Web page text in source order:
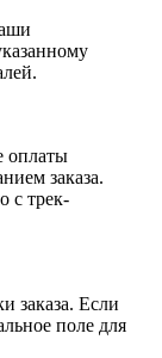
оплаты
заказа.
с трек-
заказа. Если
поле для